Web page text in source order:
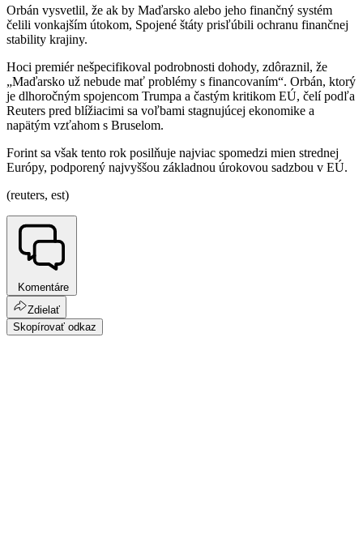
Orbán vysvetlil, že ak by Maďarsko alebo jeho finančný systém
čelili vonkajším útokom, Spojené štáty prisľúbili ochranu finančnej
stability krajiny.
Hoci premiér nešpecifikoval podrobnosti dohody, zdôraznil, že
„Maďarsko už nebude mať problémy s financovaním“. Orbán, ktorý
je dlhoročným spojencom Trumpa a častým kritikom EÚ, čelí podľa
Reuters pred blížiacimi sa voľbami stagnujúcej ekonomike a
napätým vzťahom s Bruselom.
Forint sa však tento rok posilňuje najviac spomedzi mien strednej
Európy, podporený najvyššou základnou úrokovou sadzbou v EÚ.
(reuters, est)
Komentáre
Zdielať
Skopírovať odkaz